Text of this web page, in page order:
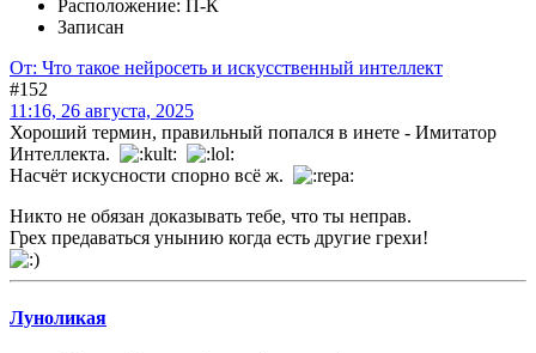
Расположение: П-К
Записан
От: Что такое нейросеть и искусственный интеллект
#152
11:16, 26 августа, 2025
Хороший термин, правильный попался в инете - Имитатор
Интеллекта.
Насчёт искусности спорно всё ж.
Никто не обязан доказывать тебе, что ты неправ.
Грех предаваться унынию когда есть другие грехи!
Луноликая